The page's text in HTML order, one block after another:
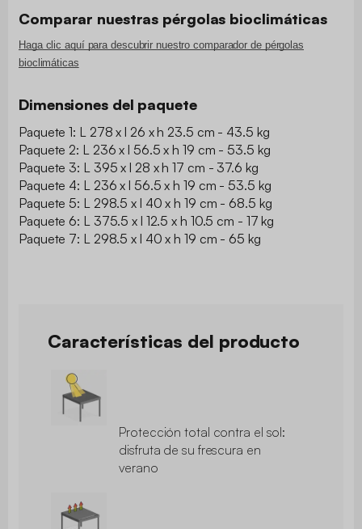
Comparar nuestras pérgolas bioclimáticas
Haga clic aquí para descubrir nuestro comparador de pérgolas
bioclimáticas
Dimensiones del paquete
Paquete 1: L 278 x l 26 x h 23.5 cm - 43.5 kg
Paquete 2: L 236 x l 56.5 x h 19 cm - 53.5 kg
Paquete 3: L 395 x l 28 x h 17 cm - 37.6 kg
Paquete 4: L 236 x l 56.5 x h 19 cm - 53.5 kg
Paquete 5: L 298.5 x l 40 x h 19 cm - 68.5 kg
Paquete 6: L 375.5 x l 12.5 x h 10.5 cm - 17 kg
Paquete 7: L 298.5 x l 40 x h 19 cm - 65 kg
Características del producto
Protección total contra el sol:
disfruta de su frescura en
verano